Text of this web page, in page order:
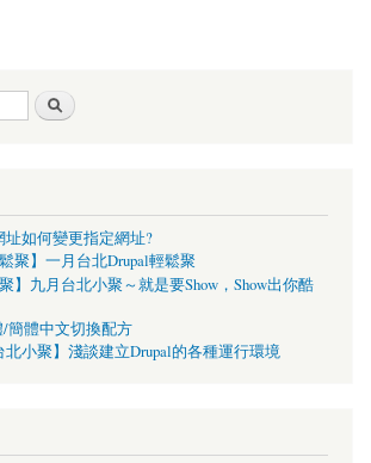
址如何變更指定網址?
鬆聚】一月台北Drupal輕鬆聚
聚】九月台北小聚～就是要Show，Show出你酷
/簡體中文切換配方
北小聚】淺談建立Drupal的各種運行環境